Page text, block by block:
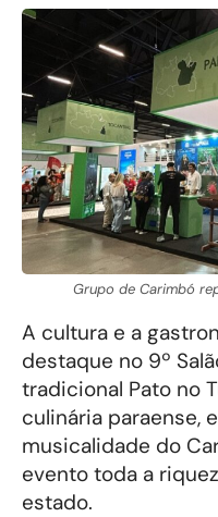
Grupo de Carimbó
A cultura e a
destaque no 9º
tradicional Pato no
culinária paraense,
musicalidade do
evento toda a
estado.